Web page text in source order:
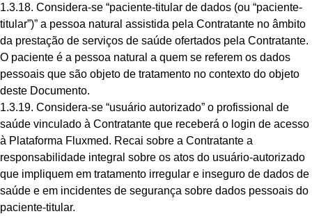
1.3.18. Considera-se “paciente-titular de dados (ou “paciente-
titular”)” a pessoa natural assistida pela Contratante no âmbito
da prestação de serviços de saúde ofertados pela Contratante.
O paciente é a pessoa natural a quem se referem os dados
pessoais que são objeto de tratamento no contexto do objeto
deste Documento.
1.3.19. Considera-se “usuário autorizado” o profissional de
saúde vinculado à Contratante que receberá o login de acesso
à Plataforma Fluxmed. Recai sobre a Contratante a
responsabilidade integral sobre os atos do usuário-autorizado
que impliquem em tratamento irregular e inseguro de dados de
saúde e em incidentes de segurança sobre dados pessoais do
paciente-titular.